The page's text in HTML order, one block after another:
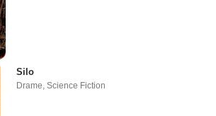
Silo
Drame,Science Fiction